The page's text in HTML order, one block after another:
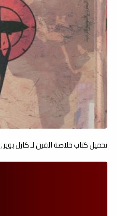
تحميل كتاب خلاصة القرن لـ كارل بوير , pdf